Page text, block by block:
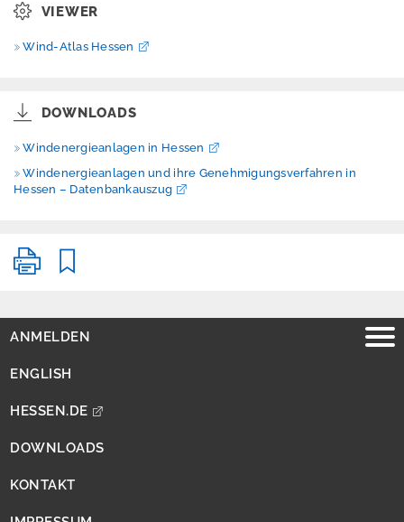
e
r
e
t
VIEWER
Wind-Atlas Hessen
DOWNLOADS
Windenergieanlagen in Hessen
Windenergieanlagen und ihre Genehmigungsverfahren in
Hessen – Datenbankauszug
ANMELDEN
ENGLISH
HESSEN.DE
DOWNLOADS
KONTAKT